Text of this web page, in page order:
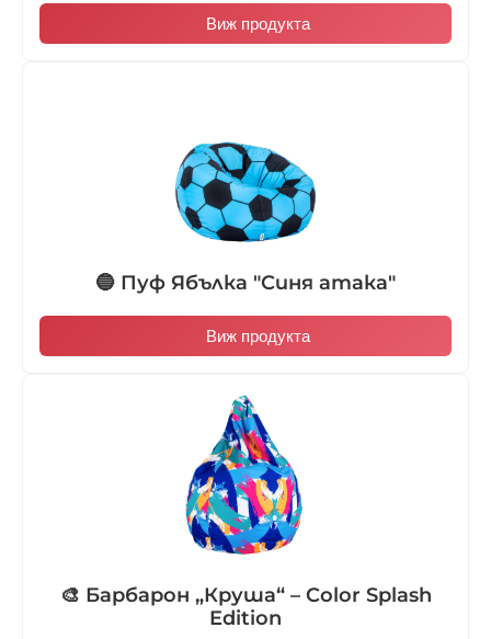
Виж продукта
🔵 Пуф Ябълка "Синя атака"
Виж продукта
🎨 Барбарон „Круша“ – Color Splash
Edition